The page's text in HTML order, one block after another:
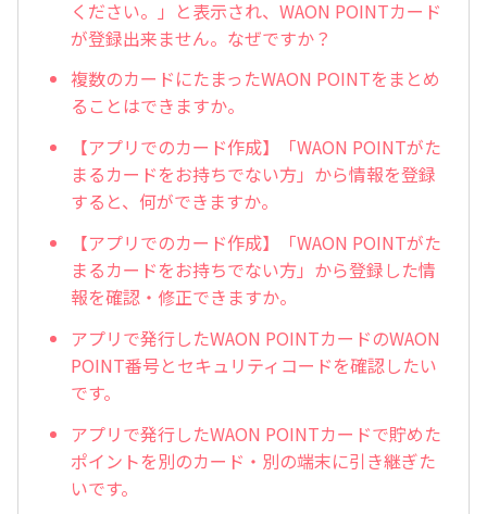
ください。」と表示され、WAON POINTカード
が登録出来ません。なぜですか？
複数のカードにたまったWAON POINTをまとめ
ることはできますか。
【アプリでのカード作成】「WAON POINTがた
まるカードをお持ちでない方」から情報を登録
すると、何ができますか。
【アプリでのカード作成】「WAON POINTがた
まるカードをお持ちでない方」から登録した情
報を確認・修正できますか。
アプリで発行したWAON POINTカードのWAON
POINT番号とセキュリティコードを確認したい
です。
アプリで発行したWAON POINTカードで貯めた
ポイントを別のカード・別の端末に引き継ぎた
いです。